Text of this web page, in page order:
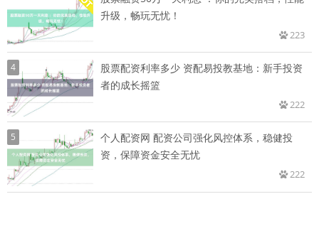
升级，畅玩无忧！
223
4
股票配资利率多少 资配易投教基地：新手投资
者的成长摇篮
222
5
个人配资网 配资公司强化风控体系，稳健投
资，保障资金安全无忧
222